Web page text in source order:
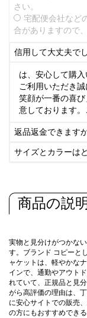
さい。
宅配便会社など
合がありますので
信用して大丈夫で
は、安心して購
ご利用いただき
笑顔が一番の喜
意しております。
返品返金できます
サイズとカラーは
商品の説明
実物と見分けがつかな
す。ブランド コピーと
ャケットは、軽やかな
インで、通勤やアウト
れていて、正規品と見
がら高評価の理由は、
に安心サイトでの販売
の方にもおすすめでき